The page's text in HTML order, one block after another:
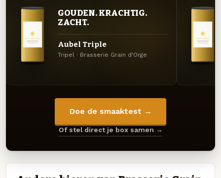
GOUDEN. KRACHTIG.
ZACHT.
Aubel Triple
Tripel · Brasserie Grain d'Orge
Doe de smaaktest →
Of stel direct je box samen →